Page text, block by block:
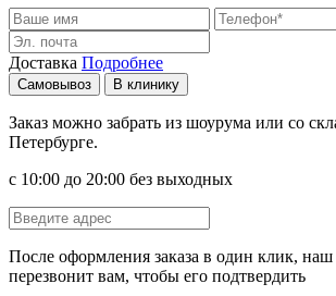
Доставка Подробнее
Самовывоз В клинику
Заказ можно забрать из шоурума или со
Петербурге.
с 10:00 до 20:00 без выходных
После оформления заказа в один клик,
перезвонит вам, чтобы его подтвердить